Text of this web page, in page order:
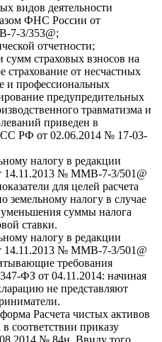
видов деятельности
ФНС России от
7-3/353@;
отчетности;
сумм страховых взносов на
страхование от несчастных
и профессиональных
предупредительных
травматизма и
приведен в
РФ от 02.06.2014 № 17-03-
налогу в редакции
14.11.2013 № ММВ-7-3/501@
для целей расчета
земельному налогу в случае
суммы налога
ставки.
налогу в редакции
14.11.2013 № ММВ-7-3/501@
требования
ФЗ от 04.11.2014: начиная
не представляют
Расчета чистых активов
соответствии приказу
№ 84н. Ввиду того,